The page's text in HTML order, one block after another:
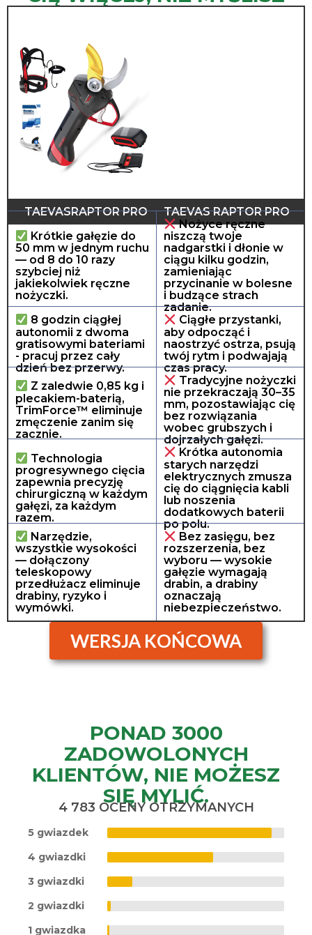
TAEVASRAPTOR PRO
TAEVAS RAPTOR PRO
Krótkie gałęzie do
50 mm w jednym ruchu
— od 8 do 10 razy
szybciej niż
jakiekolwiek ręczne
nożyczki.
Nożyce ręczne
niszczą twoje
nadgarstki i dłonie w
ciągu kilku godzin,
zamieniając
przycinanie w bolesne
i budzące strach
zadanie.
8 godzin ciągłej
autonomii z dwoma
gratisowymi bateriami
- pracuj przez cały
dzień bez przerwy.
Ciągłe przystanki,
aby odpocząć i
naostrzyć ostrza, psują
twój rytm i podwajają
czas pracy.
Z zaledwie 0,85 kg i
plecakiem-baterią,
TrimForce™ eliminuje
zmęczenie zanim się
zacznie.
Tradycyjne nożyczki
nie przekraczają 30–35
mm, pozostawiając cię
bez rozwiązania
wobec grubszych i
dojrzałych gałęzi.
Technologia
progresywnego cięcia
zapewnia precyzję
chirurgiczną w każdym
gałęzi, za każdym
razem.
Krótka autonomia
starych narzędzi
elektrycznych zmusza
cię do ciągnięcia kabli
lub noszenia
dodatkowych baterii
po polu.
Narzędzie,
wszystkie wysokości
— dołączony
teleskopowy
przedłużacz eliminuje
drabiny, ryzyko i
wymówki.
Bez zasięgu, bez
rozszerzenia, bez
wyboru — wysokie
gałęzie wymagają
drabin, a drabiny
oznaczają
niebezpieczeństwo.
WERSJA KOŃCOWA
PONAD 3000
ZADOWOLONYCH
KLIENTÓW, NIE MOŻESZ
SIĘ MYLIĆ.
4 783 OCENY OTRZYMANYCH
5 gwiazdek
4 gwiazdki
3 gwiazdki
2 gwiazdki
1 gwiazdka